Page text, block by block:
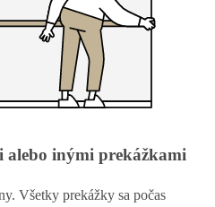
alebo inými prekážkami
Všetky prekážky sa počas